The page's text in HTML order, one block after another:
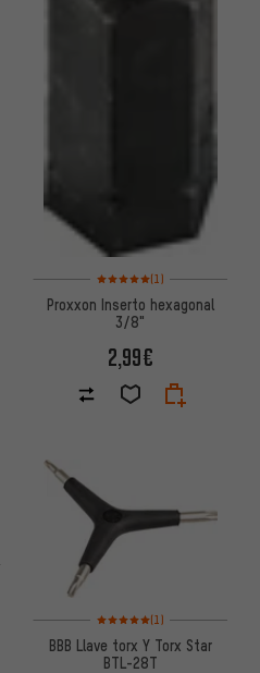
Valoración media: 5 de 5
(1)
Proxxon Inserto hexagonal
3/8"
2,99€
Valoración media: 5 de 5
(1)
BBB Llave torx Y Torx Star
BTL-28T